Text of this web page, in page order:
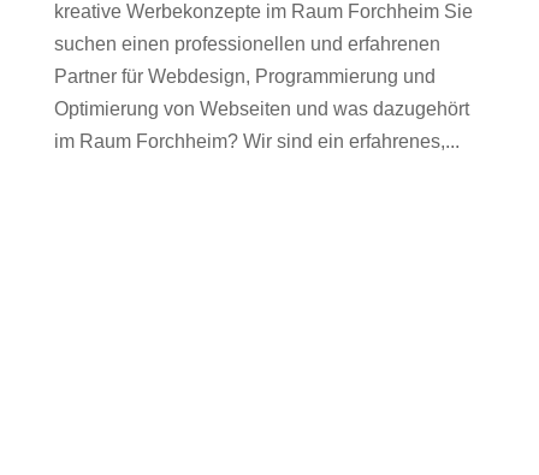
kreative Werbekonzepte im Raum Forchheim Sie
suchen einen professionellen und erfahrenen
Partner für Webdesign, Programmierung und
Optimierung von Webseiten und was dazugehört
im Raum Forchheim? Wir sind ein erfahrenes,...